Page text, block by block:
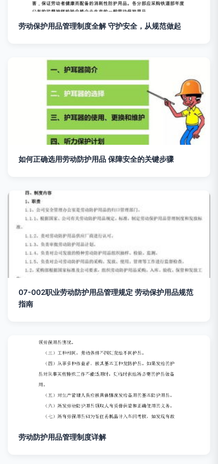
劳动保护用品管理制度全解 守护安全，从规范做起
如何正确选用劳动防护用品 保障安全的关键步骤
07-002职业劳动防护用品管理规定 劳动保护用品规范
指南
劳动防护用品管理制度详解